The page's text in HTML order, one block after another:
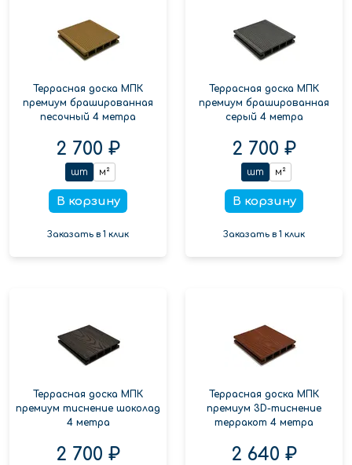
Террасная доска МПК
премиум брашированная
песочный 4 метра
2 700 ₽
шт м²
В корзину
Заказать в 1 клик
Террасная доска МПК
премиум брашированная
серый 4 метра
2 700 ₽
шт м²
В корзину
Заказать в 1 клик
Террасная доска МПК
премиум тиснение шоколад
4 метра
2 700 ₽
Террасная доска МПК
премиум 3D-тиснение
терракот 4 метра
2 640 ₽